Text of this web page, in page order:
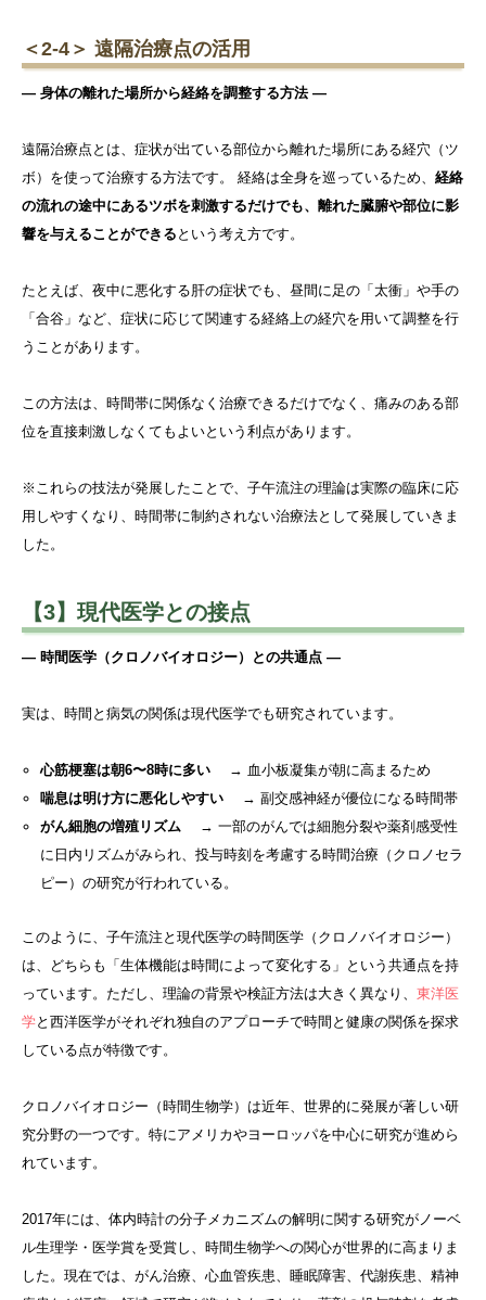
＜2-4＞ 遠隔治療点の活用
― 身体の離れた場所から経絡を調整する方法 ―
遠隔治療点とは、症状が出ている部位から離れた場所にある経穴（ツ
ボ）を使って治療する方法です。 経絡は全身を巡っているため、 経絡
の流れの途中にあるツボを刺激するだけでも、離れた臓腑や部位に影
響を与えることができる という考え方です。
たとえば、夜中に悪化する肝の症状でも、昼間に足の「太衝」や手の
「合谷」など、症状に応じて関連する経絡上の経穴を用いて調整を行
うことがあります。
この方法は、時間帯に関係なく治療できるだけでなく、痛みのある部
位を直接刺激しなくてもよいという利点があります。
※これらの技法が発展したことで、子午流注の理論は実際の臨床に応
用しやすくなり、時間帯に制約されない治療法として発展していきま
した。
【3】現代医学との接点
― 時間医学（クロノバイオロジー）との共通点 ―
実は、時間と病気の関係は現代医学でも研究されています。
心筋梗塞は朝6〜8時に多い→ 血小板凝集が朝に高まるため
喘息は明け方に悪化しやすい→ 副交感神経が優位になる時間帯
がん細胞の増殖リズム→ 一部のがんでは細胞分裂や薬剤感受性
に日内リズムがみられ、投与時刻を考慮する時間治療（クロノセラ
ピー）の研究が行われている。
このように、子午流注と現代医学の時間医学（クロノバイオロジー）
は、どちらも「生体機能は時間によって変化する」という共通点を持
っています。ただし、理論の背景や検証方法は大きく異なり、 東洋医
学と西洋医学がそれぞれ独自のアプローチで時間と健康の関係を探求
している点が特徴です。
クロノバイオロジー（時間生物学）は近年、世界的に発展が著しい研
究分野の一つです。特にアメリカやヨーロッパを中心に研究が進めら
れています。
2017年には、体内時計の分子メカニズムの解明に関する研究がノーベ
ル生理学・医学賞を受賞し、時間生物学への関心が世界的に高まりま
した。現在では、がん治療、心血管疾患、睡眠障害、代謝疾患、精神